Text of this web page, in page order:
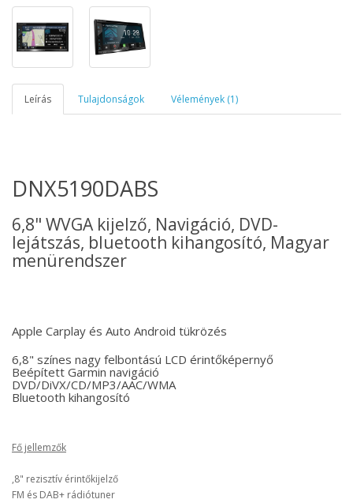
Leírás Tulajdonságok Vélemények (1)
DNX5190DABS
6,8" WVGA kijelző, Navigáció, DVD-
lejátszás, bluetooth kihangosító, Magyar
menürendszer
Apple Carplay és Auto Android tükrözés
6,8" színes nagy felbontású LCD érintőképernyő
Beépített Garmin navigáció
DVD/DiVX/CD/MP3/AAC/WMA
Bluetooth kihangosító
Fő jellemzők
,8" rezisztív érintőkijelző
FM és DAB+ rádiótuner